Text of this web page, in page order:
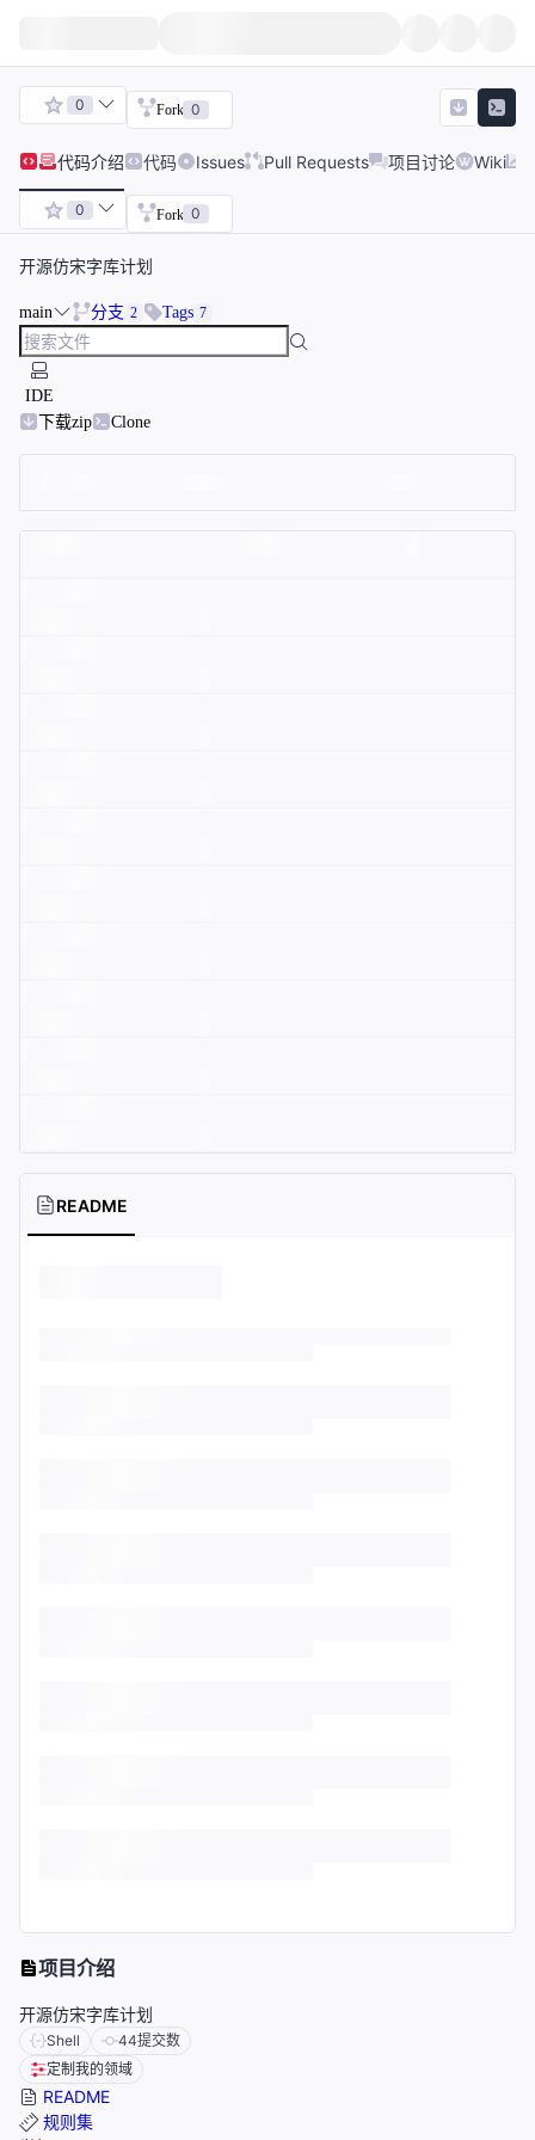
0 Fork 0
代码介绍 代码 Issues Pull Requests 项目讨论 Wiki
0 Fork 0
开源仿宋字库计划
main 分支 2 Tags 7
IDE
下载zip
Clone
README
项目介绍
开源仿宋字库计划
Shell 44提交数
定制我的领域
README
规则集